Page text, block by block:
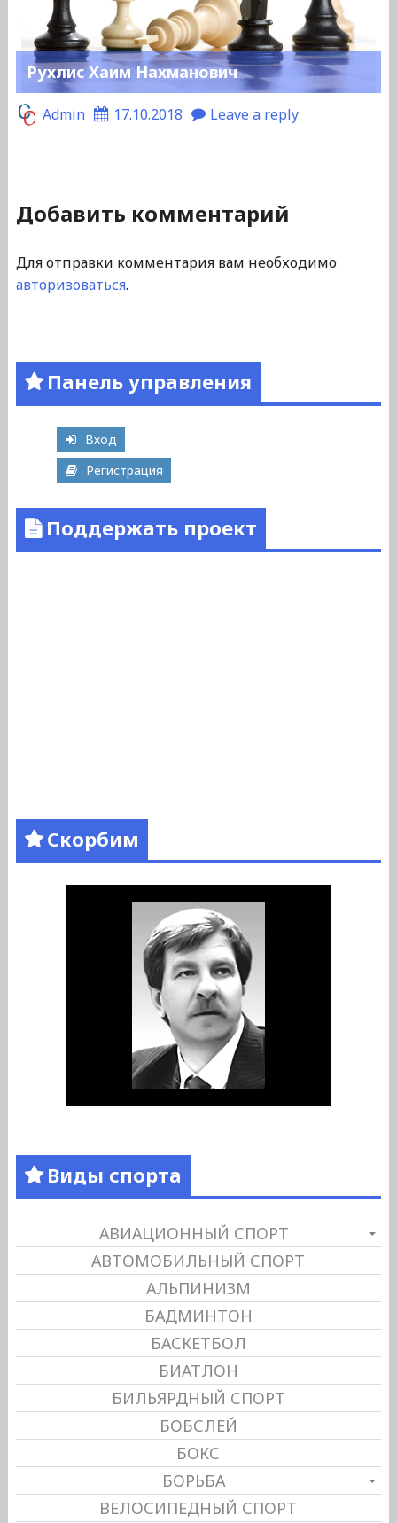
Рухлис Хаим Нахманович
Admin 17.10.2018 Leave a reply
Добавить комментарий
Для отправки комментария вам необходимо
авторизоваться.
Панель управления
Вход
Регистрация
Поддержать проект
Скорбим
Виды спорта
АВИАЦИОННЫЙ СПОРТ
АВТОМОБИЛЬНЫЙ СПОРТ
АЛЬПИНИЗМ
БАДМИНТОН
БАСКЕТБОЛ
БИАТЛОН
БИЛЬЯРДНЫЙ СПОРТ
БОБСЛЕЙ
БОКС
БОРЬБА
ВЕЛОСИПЕДНЫЙ СПОРТ